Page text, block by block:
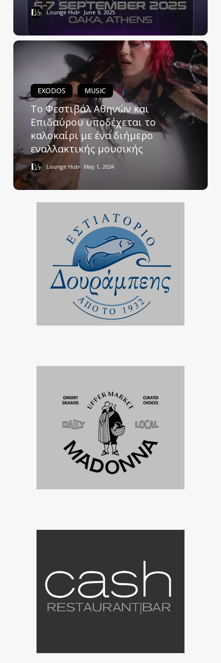
Lounge Hub June 9, 2025
EXODOS MUSIC
To Φεστιβάλ Αθηνών και
Επιδαύρου υποδέχεται το
καλοκαίρι με ένα διήμερο
εναλλακτικής μουσικής
Lounge Hub May 1, 2024